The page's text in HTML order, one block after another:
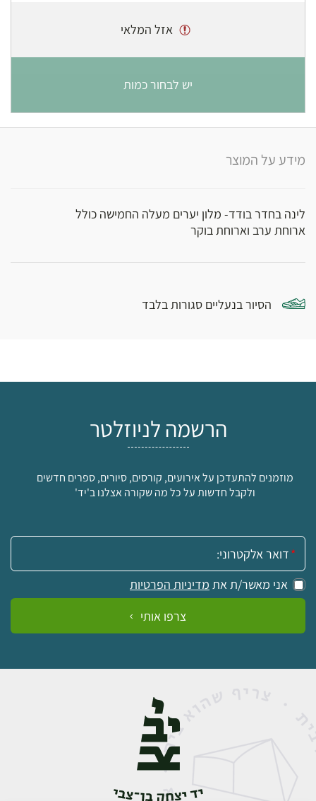
אזל המלאי
יש לבחור כמות
מידע על המוצר
לינה בחדר בודד- מלון יערים מעלה החמישה כולל
ארוחת ערב וארוחת בוקר
הסיור בנעליים סגורות בלבד
הרשמה לניוזלטר
מוזמנים להתעדכן על אירועים, קורסים, סיורים, ספרים חדשים
ולקבל חדשות על כל מה שקורה אצלנו ב'יד'
אימייל:
אני מאשר/ת את מדיניות הפרטיות
צרפו אותי